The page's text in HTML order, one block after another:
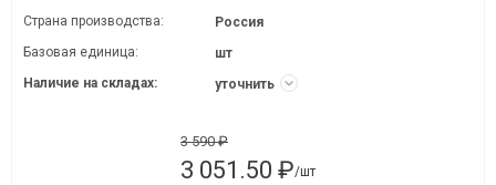
Страна производства:
Россия
Базовая единица:
шт
Наличие на складах:
уточнить
3 590 ₽
3 051.50 ₽/шт